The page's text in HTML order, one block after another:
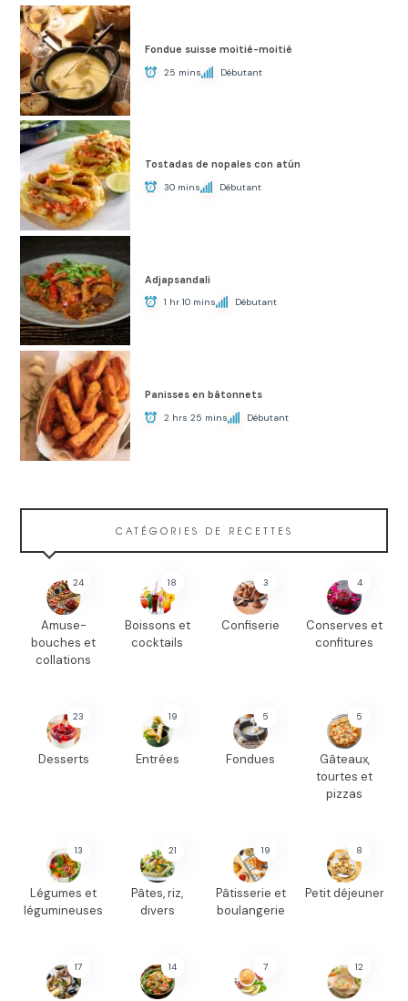
Fondue suisse moitié-moitié
25 mins Débutant
Tostadas de nopales con atún
30 mins Débutant
Adjapsandali
1 hr 10 mins Débutant
Panisses en bâtonnets
2 hrs 25 mins Débutant
CATÉGORIES DE RECETTES
24
Amuse-
bouches et
collations
18
Boissons et
cocktails
3
Confiserie
4
Conserves et
confitures
23
Desserts
19
Entrées
5
Fondues
5
Gâteaux,
tourtes et
pizzas
13
Légumes et
légumineuses
21
Pâtes, riz,
divers
19
Pâtisserie et
boulangerie
8
Petit déjeuner
17 14 7 12